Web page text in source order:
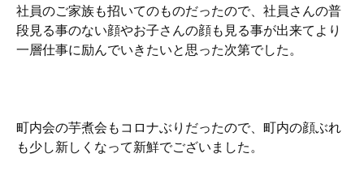
社員のご家族も招いてのものだったので、社員さんの普
段見る事のない顔やお子さんの顔も見る事が出来てより
一層仕事に励んでいきたいと思った次第でした。
町内会の芋煮会もコロナぶりだったので、町内の顔ぶれ
も少し新しくなって新鮮でございました。